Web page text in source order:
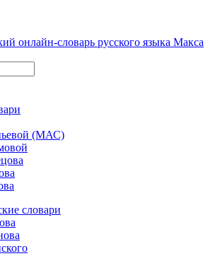
онлайн-словарь русского языка Макса
(МАС)
словари